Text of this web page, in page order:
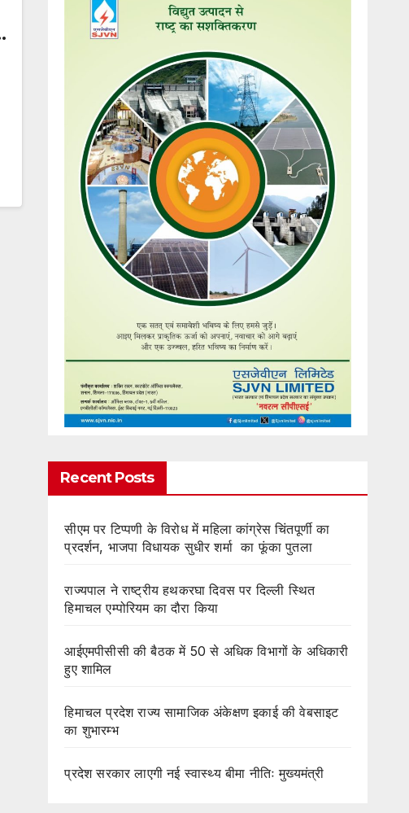
Recent Posts
सीएम पर टिप्पणी के विरोध में महिला कांग्रेस चिंतपूर्णी का
प्रदर्शन, भाजपा विधायक सुधीर शर्मा का फूंका पुतला
राज्यपाल ने राष्ट्रीय हथकरघा दिवस पर दिल्ली स्थित
हिमाचल एम्पोरियम का दौरा किया
आईएमपीसीसी की बैठक में 50 से अधिक विभागों के अधिकारी
हुए शामिल
हिमाचल प्रदेश राज्य सामाजिक अंकेक्षण इकाई की वेबसाइट
का शुभारम्भ
प्रदेश सरकार लाएगी नई स्वास्थ्य बीमा नीतिः मुख्यमंत्री